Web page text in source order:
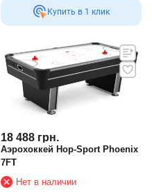
Купить в 1 клик
18 488 грн.
Аэрохоккей Hop-Sport Phoenix
7FT
Нет в наличии